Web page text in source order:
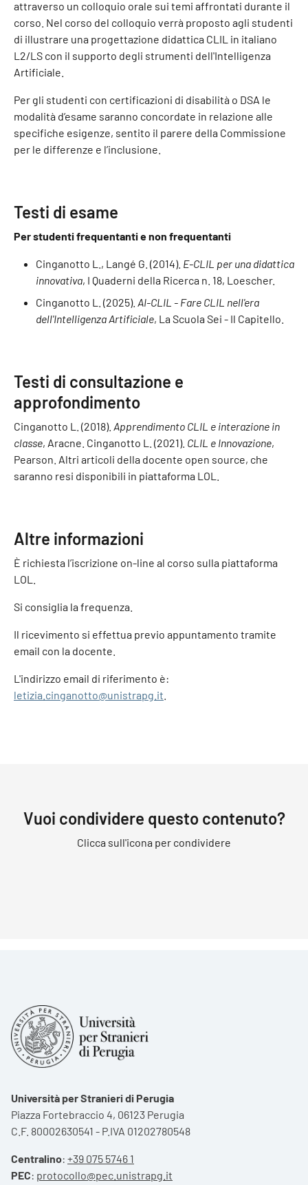
attraverso un colloquio orale sui temi affrontati durante il
corso. Nel corso del colloquio verrà proposto agli studenti
di illustrare una progettazione didattica CLIL in italiano
L2/LS con il supporto degli strumenti dell'Intelligenza
Artificiale.
Per gli studenti con certificazioni di disabilità o DSA le
modalità d’esame saranno concordate in relazione alle
specifiche esigenze, sentito il parere della Commissione
per le differenze e l’inclusione.
Testi di esame
Per studenti frequentanti e non frequentanti
Cinganotto L., Langé G. (2014). E-CLIL per una didattica
innovativa, I Quaderni della Ricerca n. 18, Loescher.
Cinganotto L. (2025). AI-CLIL - Fare CLIL nell'era
dell'Intelligenza Artificiale, La Scuola Sei - Il Capitello.
Testi di consultazione e
approfondimento
Cinganotto L. (2018). Apprendimento CLIL e interazione in
classe, Aracne. Cinganotto L. (2021). CLIL e Innovazione,
Pearson. Altri articoli della docente open source, che
saranno resi disponibili in piattaforma LOL.
Altre informazioni
È richiesta l’iscrizione on-line al corso sulla piattaforma
LOL.
Si consiglia la frequenza.
Il ricevimento si effettua previo appuntamento tramite
email con la docente.
L'indirizzo email di riferimento è:
letizia.cinganotto@unistrapg.it
Vuoi condividere questo contenuto?
Clicca sull'icona per condividere
Università per Stranieri di Perugia
Piazza Fortebraccio 4, 06123 Perugia
C.F. 80002630541 - P.IVA 01202780548
Centralino: +39 075 5746 1
PEC: protocollo@pec.unistrapg.it